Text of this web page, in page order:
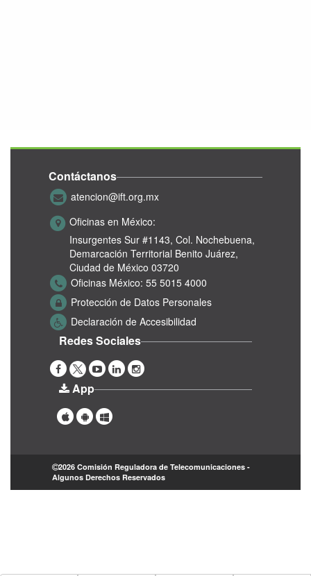
Contáctanos
atencion@ift.org.mx
Oficinas en México:
Insurgentes Sur #1143, Col. Nochebuena,
Demarcación Territorial Benito Juárez,
Ciudad de México 03720
Oficinas México: 55 5015 4000
Protección de Datos Personales
Declaración de Accesibilidad
Redes Sociales
App
2026 Comisión Reguladora de Telecomunicaciones -
Algunos Derechos Reservados